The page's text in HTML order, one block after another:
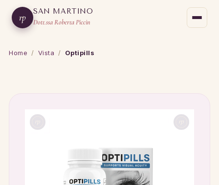
rp
SAN MARTINO
Dott.ssa Roberta Piccin
Home / Vista / Optipills